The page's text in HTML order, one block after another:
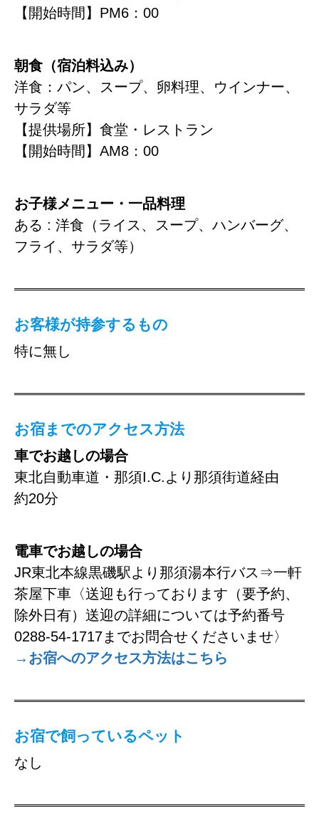
【開始時間】PM6：00
朝食（宿泊料込み）
洋食：パン、スープ、卵料理、ウインナー、
サラダ等
【提供場所】食堂・レストラン
【開始時間】AM8：00
お子様メニュー・一品料理
ある : 洋食（ライス、スープ、ハンバーグ、
フライ、サラダ等）
お客様が持参するもの
特に無し
お宿までのアクセス方法
車でお越しの場合
東北自動車道・那須I.C.より那須街道経由
約20分
電車でお越しの場合
JR東北本線黒磯駅より那須湯本行バス⇒一軒
茶屋下車〈送迎も行っております（要予約、
除外日有）送迎の詳細については予約番号
0288-54-1717までお問合せくださいませ〉
→お宿へのアクセス方法はこちら
お宿で飼っているペット
なし